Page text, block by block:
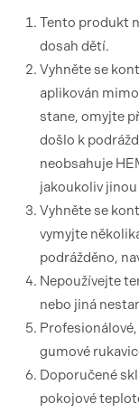
Tento produkt
dosah dětí.
Vyhněte se
aplikován
stane, omyjte
došlo k
neobsahuje
jakoukoliv
Vyhněte se
vymyjte
podrážděno,
Nepoužívejte
nebo jiná
gumové
Doporučené
pokojové